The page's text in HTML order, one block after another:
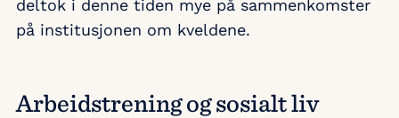
deltok i denne tiden mye på sammenkomster
på institusjonen om kveldene.
Arbeidstrening og sosialt liv